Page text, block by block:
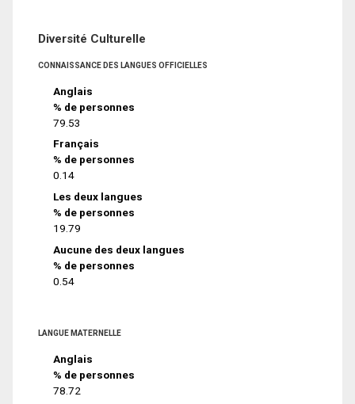
Diversité Culturelle
CONNAISSANCE DES LANGUES OFFICIELLES
Anglais
% de personnes
79.53
Français
% de personnes
0.14
Les deux langues
% de personnes
19.79
Aucune des deux langues
% de personnes
0.54
LANGUE MATERNELLE
Anglais
% de personnes
78.72